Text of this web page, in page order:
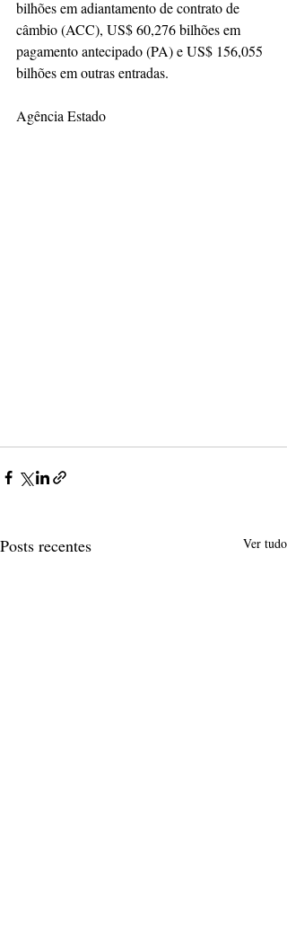
bilhões em adiantamento de contrato de
câmbio (ACC), US$ 60,276 bilhões em
pagamento antecipado (PA) e US$ 156,055
bilhões em outras entradas.
Agência Estado
Posts recentes Ver tudo